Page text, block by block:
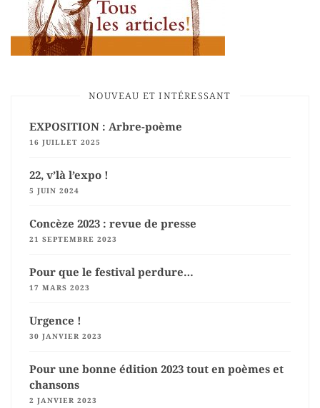
NOUVEAU ET INTÉRESSANT
EXPOSITION : Arbre-poème
16 JUILLET 2025
22, v’là l’expo !
5 JUIN 2024
Concèze 2023 : revue de presse
21 SEPTEMBRE 2023
Pour que le festival perdure…
17 MARS 2023
Urgence !
30 JANVIER 2023
Pour une bonne édition 2023 tout en poèmes et
chansons
2 JANVIER 2023